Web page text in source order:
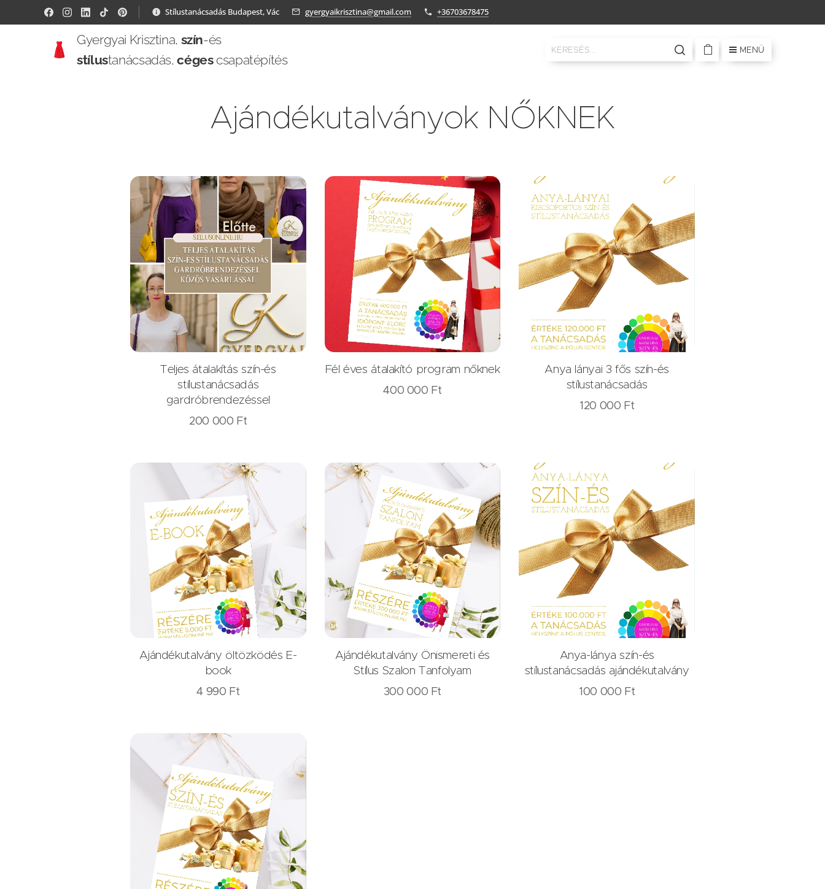
Stílustanácsadás Budapest, Vác gyergyaikrisztina@gmail.com +36703678475
Gyergyai Krisztina, szín-és
stílustanácsadás,cégescsapatépítés
MENÜ
Ajándékutalványok NŐKNEK
Teljes átalakítás szín-és
stílustanácsadás
gardróbrendezéssel
200 000 Ft
Fél éves átalakító program nőknek
400 000 Ft
Anya lányai 3 fős szín-és
stílustanácsadás
120 000 Ft
Ajándékutalvány öltözködés E-
book
4 990 Ft
Ajándékutalvány Önismereti és
Stílus Szalon Tanfolyam
300 000 Ft
Anya-lánya szín-és
stílustanácsadás ajándékutalvány
100 000 Ft